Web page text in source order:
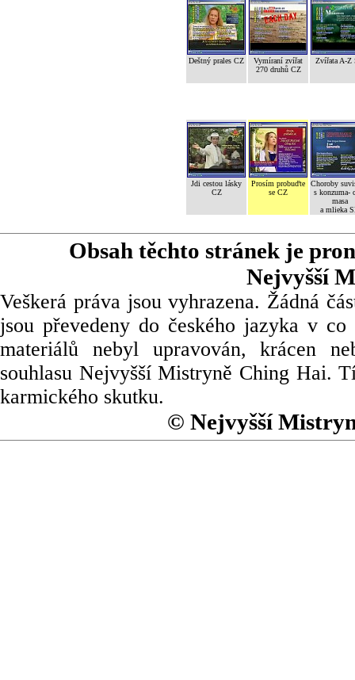
Deštný prales CZ
Vymíraní zvířat
270 druhů CZ
Zvířata A-Z
Jdi cestou lásky
CZ
Prosím probuďte
se CZ
Choroby
s konzuma-
masa
a mlieka
Obsah těchto stránek je
Nejvyšší
Veškerá práva jsou vyhrazena. Žádná
jsou převedeny do českého jazyka v
materiálů nebyl upravován, krácen
souhlasu Nejvyšší Mistryně Ching Hai.
karmického skutku.
© Nejvyšší